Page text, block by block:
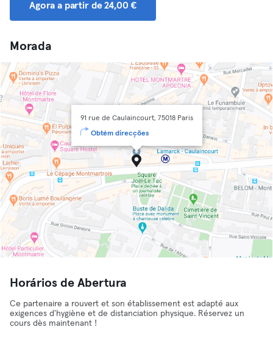
Agora a partir de 24,00 €
Morada
91 rue de Caulaincourt, 75018 Paris
Obtém direcções
Horários de Abertura
Ce partenaire a rouvert et son établissement est adapté aux
exigences d'hygiène et de distanciation physique. Réservez un
cours dès maintenant !